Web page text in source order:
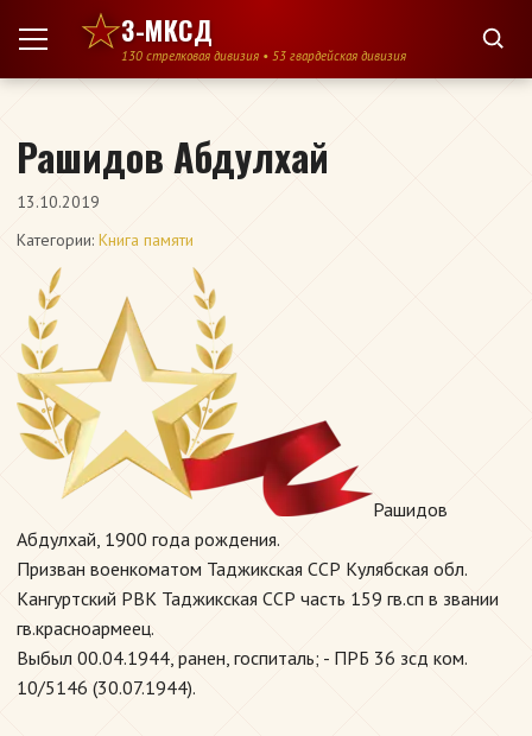
Перейти к содержимому
3-МКСД
130 стрелковая дивизия • 53 гвардейская дивизия
Рашидов Абдулхай
13.10.2019
Категории: Книга памяти
Рашидов
Абдулхай, 1900 года рождения.
Призван военкоматом Таджикская ССР Кулябская обл.
Кангуртский РВК Таджикская ССР часть 159 гв.сп в звании
гв.красноармеец.
Выбыл 00.04.1944, ранен, госпиталь; - ПРБ 36 зсд ком.
10/5146 (30.07.1944).